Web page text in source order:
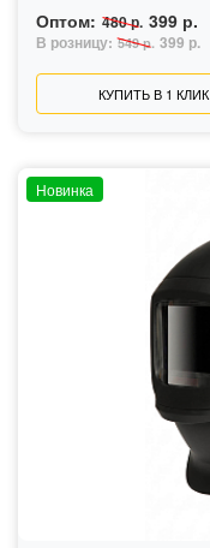
Оптом: 480 р. 399 р.
В розницу: 549 р. 399 р.
КУПИТЬ В 1 КЛИК
Новинка